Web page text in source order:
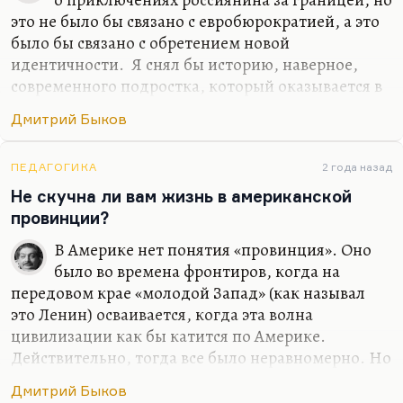
это не было бы связано с евробюрократией, а это
было бы связано с обретением новой
идентичности. Я снял бы историю, наверное,
современного подростка, который оказывается в
отвоевать себе место. И я, наверное, снял бы
сожалению, любовных историй в современной
России в современном кино. Понимаете, всех
ведь обычно занимает история гендерной
идентичности, которая, по-моему, совсем
неинтересна. Людей занимает проблема как
совместить, условно говоря, секс и отношения.
Как в «Интиме», например: возможен ли секс
без…
Дмитрий Быков
ПЕДАГОГИКА 2 года назад
Не скучна ли вам жизнь в американской
провинции?
В Америке нет понятия «провинция». Оно
было во времена фронтиров, когда на
передовом крае «молодой Запад» (как называл
это Ленин) осваивается, когда эта волна
цивилизации как бы катится по Америке.
Действительно, тогда все было неравномерно. Но
Дмитрий Быков